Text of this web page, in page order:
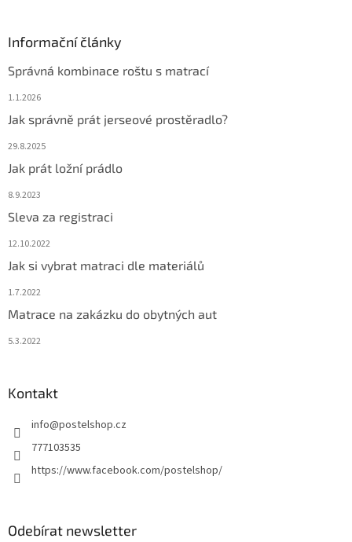
Informační články
Správná kombinace roštu s matrací
1.1.2026
Jak správně prát jerseové prostěradlo?
29.8.2025
Jak prát ložní prádlo
8.9.2023
Sleva za registraci
12.10.2022
Jak si vybrat matraci dle materiálů
1.7.2022
Matrace na zakázku do obytných aut
5.3.2022
Kontakt
info@postelshop.cz
777103535
https://www.facebook.com/postelshop/
Odebírat newsletter